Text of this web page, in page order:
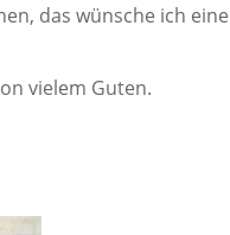
das wünsche ich
vielem Guten.